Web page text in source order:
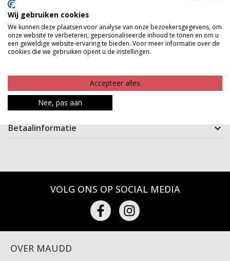
Gratis ophalen en ruilen in onze winkels
Bekijk voorraad winkel
mee met deze prachtige schoudertas. De tas is zowel
om je lichaam als om je schouder te dragen. Ideaal voor
iedere gelegenheid!
Betaalinformatie
VOLG ONS OP SOCIAL MEDIA
OVER MAUDD
Wij gebruiken cookies
We kunnen deze plaatsen voor analyse van onze bezoekersgegevens, om
onze website te verbeteren, gepersonaliseerde inhoud te tonen en om u
een geweldige website-ervaring te bieden. Voor meer informatie over de
cookies die we gebruiken opent u de instellingen.
Accepteer alles
Nee, pas aan